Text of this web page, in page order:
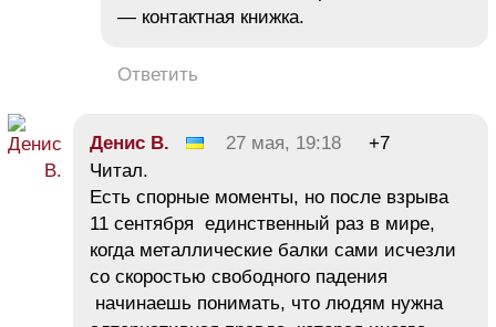
— контактная книжка.
Ответить
Денис В. 27 мая, 19:18
+7
Читал.
Есть спорные моменты, но после взрыва
11 сентября единственный раз в мире,
когда металлические балки сами исчезли
со скоростью свободного падения
начинаешь понимать, что людям нужна